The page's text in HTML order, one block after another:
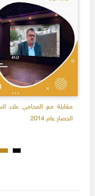
مقابلة مع المحامي علاء
الحصار عام 2014